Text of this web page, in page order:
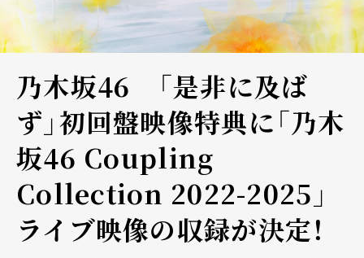
乃木坂46 「是非に及ば
ず」初回盤映像特典に「乃木
坂46 Coupling
Collection 2022-2025」
ライブ映像の収録が決定！